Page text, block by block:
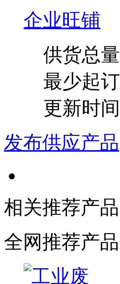
企业旺铺
供货总量
最少起订
更新时间
发布供应产品
相关推荐产品
全网推荐产品